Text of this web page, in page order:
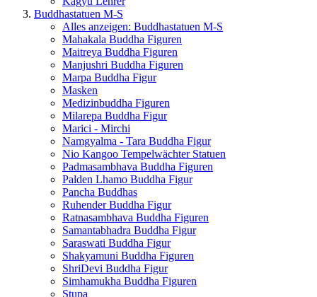
Buddhastatuen M-S
Alles anzeigen: Buddhastatuen M-S
Mahakala Buddha Figuren
Maitreya Buddha Figuren
Manjushri Buddha Figuren
Marpa Buddha Figur
Masken
Medizinbuddha Figuren
Milarepa Buddha Figur
Marici - Mirchi
Namgyalma - Tara Buddha Figur
Nio Kangoo Tempelwächter Statuen
Padmasambhava Buddha Figuren
Palden Lhamo Buddha Figur
Pancha Buddhas
Ruhender Buddha Figur
Ratnasambhava Buddha Figuren
Samantabhadra Buddha Figur
Saraswati Buddha Figur
Shakyamuni Buddha Figuren
ShriDevi Buddha Figur
Simhamukha Buddha Figuren
Stupa